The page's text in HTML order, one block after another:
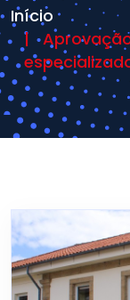
Início